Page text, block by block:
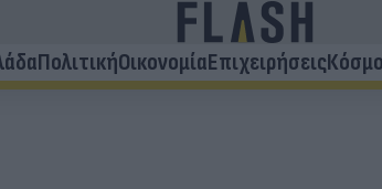
ΠολιτικήΟικονομίαΕπιχειρήσεις